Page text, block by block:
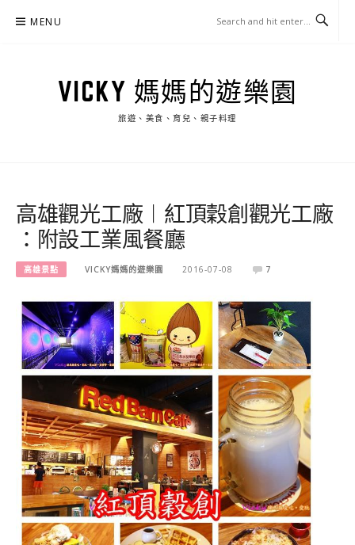
MENU
VICKY 媽媽的遊樂園
旅遊、美食、育兒、親子料理
高雄觀光工廠︱紅頂穀創觀光工廠
：附設工業風餐廳
高雄景點 VICKY媽媽的遊樂園 2016-07-08 7